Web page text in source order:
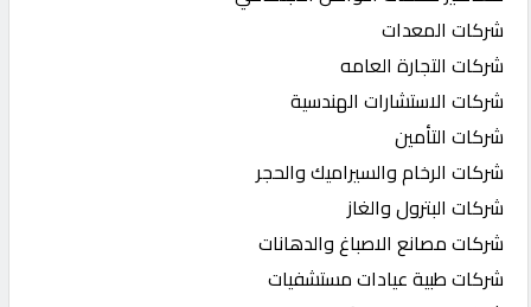
شركات المعدات
شركات التجارة العامه
شركات الاستشارات الهندسية
شركات التأمين
شركات الرخام والسيراميك والحجر
شركات البترول والغاز
شركات مصانع الاصباغ والدهانات
شركات طبية عيادات مستشفيات